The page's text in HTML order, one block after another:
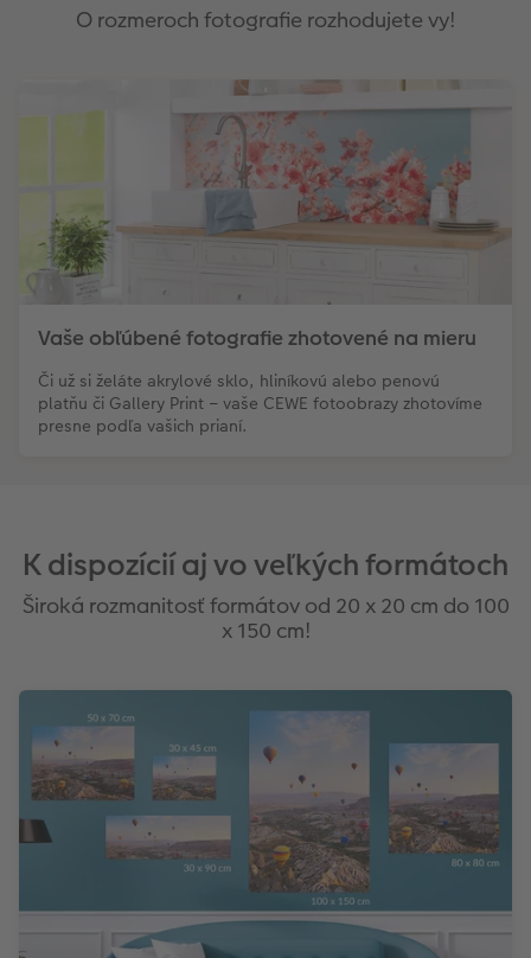
O rozmeroch fotografie rozhodujete vy!
Vaše obľúbené fotografie zhotovené na mieru
Či už si želáte akrylové sklo, hliníkovú alebo penovú
platňu či Gallery Print – vaše CEWE fotoobrazy zhotovíme
presne podľa vašich prianí.
K dispozícií aj vo veľkých formátoch
Široká rozmanitosť formátov od 20 x 20 cm do 100
x 150 cm!